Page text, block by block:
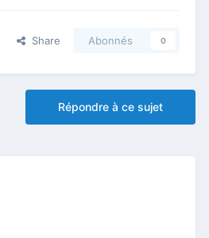
Share Abonnés 0
Répondre à ce sujet